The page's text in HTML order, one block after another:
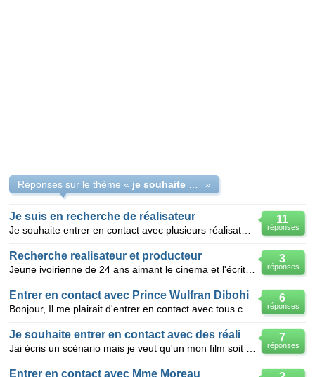
Réponses sur le thème « »
11
réponses
Je suis en recherche de réalisateur
3
réponses
Recherche realisateur et producteur
6
réponses
Entrer en contact avec Prince Wulfran Dibohi
7
réponses
Entrer en contact avec Mme Moreau